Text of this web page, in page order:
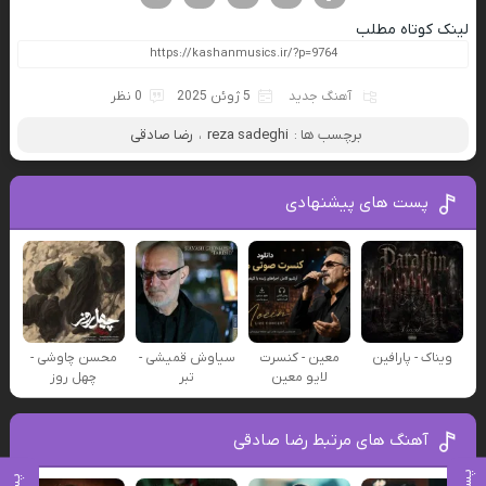
لینک کوتاه مطلب
آهنگ جدید 5 ژوئن 2025 0 نظر
برچسب ها : reza sadeghi ، رضا صادقی
پست های پیشنهادی
ویناک - پارافین
معین - کنسرت
لایو معین
سیاوش قمیشی -
تبر
محسن چاوشی -
چهل روز
آهنگ های مرتبط رضا صادقی